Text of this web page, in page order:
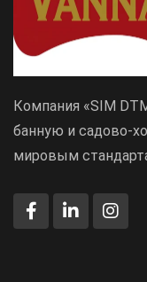
Компания «SIM
банную и садово-
мировым